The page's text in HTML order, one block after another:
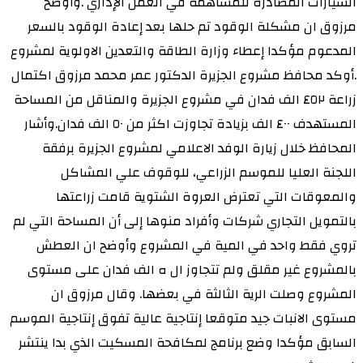
مرزوق ان مشكلة الوقود تم حلها بعد إعادة الوقود بالسعر
المدعوم مؤكدا إعطاء وزارة الطاقة والتعدين الاولوية لمشروع
.أوكد محافظ مشروع الجزيرة الدكتور عمر محمد مرزوق اكتمال
زراعة ٤٥٢ الف فدان في مشروع الجزيرة والمناقل من المساحة
المستهدف ٤٠٠ الف بزيادة تجاوزت اكثر من ٥٠ الف فدان.وأشار
المحافظ خلال زيارة الوفد الاعلامي لمشروع الجزيرة برفقة
اللجنة العليا للموسم الزراعي، للوقوف علي المشاكل
والمعوقات التي تعترض العروة الشتوية قامت زراعتها
بالتمويل التجاري شركات وأفراد منوها إلى أن المساحة التي لم
تروي فقط واحد في المية في المشروع وأوضح ان العطش
بالمشروع غير مقلق ولم تتجاوز ال ه الف فدان على مستوى
المشروع وصلت الرية الثالثة في بعضها. وقال مرزوق ان
مستوى الانبات جيد متوقعا إنتاجية عالية تفوق إنتاجية الموسم
السابق مؤكدا وضع برنامج لمكافحة المسكيت الذي بدا ينتشر